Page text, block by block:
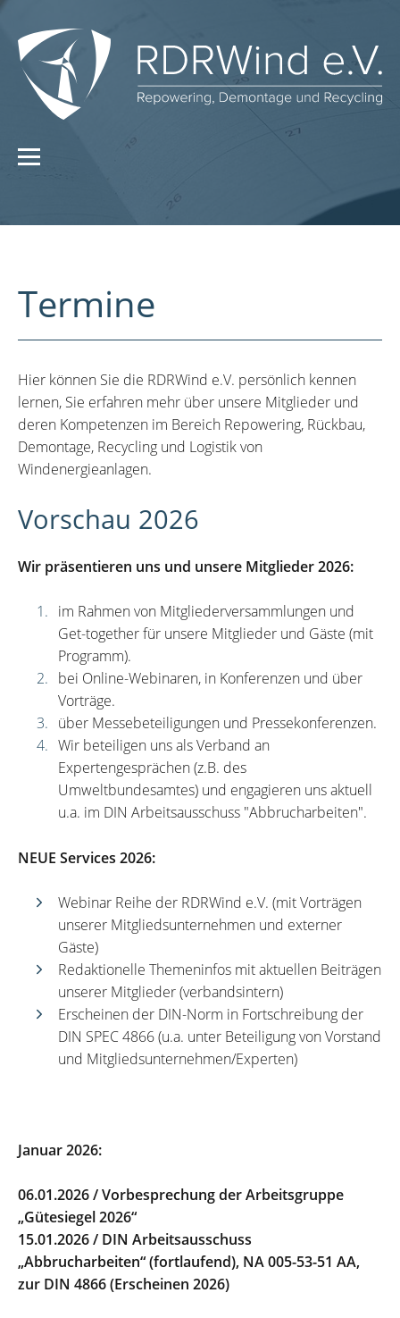
Termine
Hier können Sie die RDRWind e.V. persönlich kennen
lernen, Sie erfahren mehr über unsere Mitglieder und
deren Kompetenzen im Bereich Repowering, Rückbau,
Demontage, Recycling und Logistik von
Windenergieanlagen.
Vorschau 2026
Wir präsentieren uns und unsere Mitglieder 2026:
im Rahmen von Mitgliederversammlungen und
Get-together für unsere Mitglieder und Gäste (mit
Programm).
bei Online-Webinaren, in Konferenzen und über
Vorträge.
über Messebeteiligungen und Pressekonferenzen.
Wir beteiligen uns als Verband an
Expertengesprächen (z.B. des
Umweltbundesamtes) und engagieren uns aktuell
u.a. im DIN Arbeitsausschuss "Abbrucharbeiten".
NEUE Services 2026:
Webinar Reihe der RDRWind e.V. (mit Vorträgen
unserer Mitgliedsunternehmen und externer
Gäste)
Redaktionelle Themeninfos mit aktuellen Beiträgen
unserer Mitglieder (verbandsintern)
Erscheinen der DIN-Norm in Fortschreibung der
DIN SPEC 4866 (u.a. unter Beteiligung von Vorstand
und Mitgliedsunternehmen/Experten)
Januar 2026:
06.01.2026 / Vorbesprechung der Arbeitsgruppe
„Gütesiegel 2026“
15.01.2026 / DIN Arbeitsausschuss
„Abbrucharbeiten“ (fortlaufend), NA 005-53-51 AA,
zur DIN 4866 (Erscheinen 2026)